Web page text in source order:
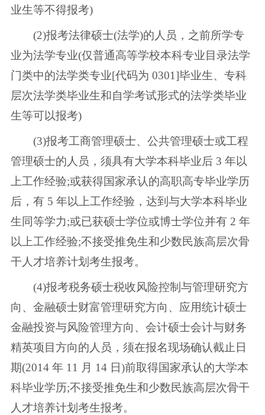
业生等不得报考)
(2)报考法律硕士(法学)的人员，之前所学专
业为法学专业(仅普通高等学校本科专业目录法学
门类中的法学类专业[代码为 0301]毕业生、专科
层次法学类毕业生和自学考试形式的法学类毕业
生等可以报考)
(3)报考工商管理硕士、公共管理硕士或工程
管理硕士的人员，须具有大学本科毕业后 3 年以
上工作经验;或获得国家承认的高职高专毕业学历
后，有 5 年以上工作经验，达到与大学本科毕业
生同等学力;或已获硕士学位或博士学位并有 2 年
以上工作经验;不接受推免生和少数民族高层次骨
干人才培养计划考生报考。
(4)报考税务硕士税收风险控制与管理研究方
向、金融硕士财富管理研究方向、应用统计硕士
金融投资与风险管理方向、会计硕士会计与财务
精英项目方向的人员，须在报名现场确认截止日
期(2014 年 11 月 14 日)前取得国家承认的大学本
科毕业学历;不接受推免生和少数民族高层次骨干
人才培养计划考生报考。